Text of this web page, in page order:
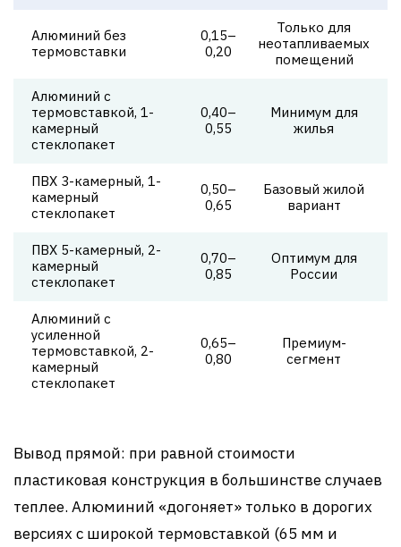
Алюминий без
термовставки
0,15–
0,20
Только для
неотапливаемых
помещений
Алюминий с
термовставкой, 1-
камерный
стеклопакет
0,40–
0,55
Минимум для
жилья
ПВХ 3-камерный, 1-
камерный
стеклопакет
0,50–
0,65
Базовый жилой
вариант
ПВХ 5-камерный, 2-
камерный
стеклопакет
0,70–
0,85
Оптимум для
России
Алюминий с
усиленной
термовставкой, 2-
камерный
стеклопакет
0,65–
0,80
Премиум-
сегмент
Вывод прямой: при равной стоимости
пластиковая конструкция в большинстве случаев
теплее. Алюминий «догоняет» только в дорогих
версиях с широкой термовставкой (65 мм и